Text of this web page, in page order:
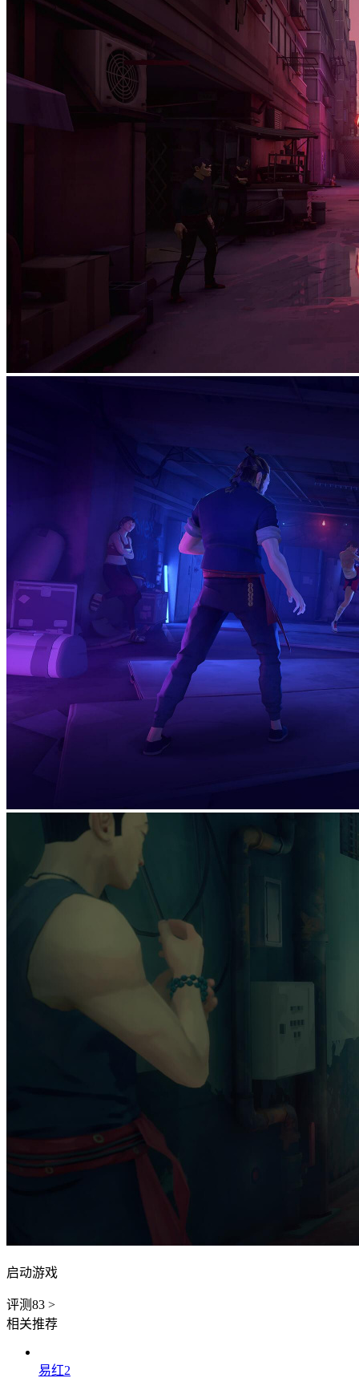
启动游戏
评测83 >
相关推荐
易红2